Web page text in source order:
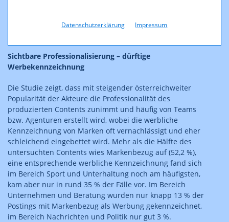
Datenschutzerklärung Impressum
Dr. Peter Winkler und Dr. Thomas Birknerim Rahmen
Sichtbare Professionalisierung – dürftige
Werbekennzeichnung
Die Studie zeigt, dass mit steigender österreichweiter
Popularität der Akteure die Professionalität des
produzierten Contents zunimmt und häufig von Teams
bzw. Agenturen erstellt wird, wobei die werbliche
Kennzeichnung von Marken oft vernachlässigt und eher
schleichend eingebettet wird. Mehr als die Hälfte des
untersuchten Contents wies Markenbezug auf (52,2 %),
eine entsprechende werbliche Kennzeichnung fand sich
im Bereich Sport und Unterhaltung noch am häufigsten,
kam aber nur in rund 35 % der Fälle vor. Im Bereich
Unternehmen und Beratung wurden nur knapp 13 % der
Postings mit Markenbezug als Werbung gekennzeichnet,
im Bereich Nachrichten und Politik nur gut 3 %.